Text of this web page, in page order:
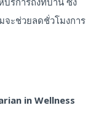
จะช่วยลดชั่วโมงการ
in Wellness